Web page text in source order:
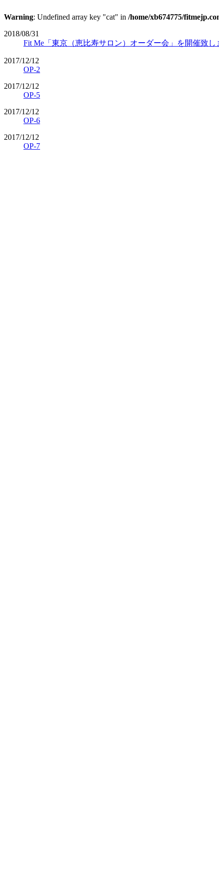
Warning: Undefined array key "cat" in /home/xb674775/
2018/08/31
Fit Me「東京（恵比寿サロン）オーダー会」を開催致し
2017/12/12
OP-2
2017/12/12
OP-5
2017/12/12
OP-6
2017/12/12
OP-7